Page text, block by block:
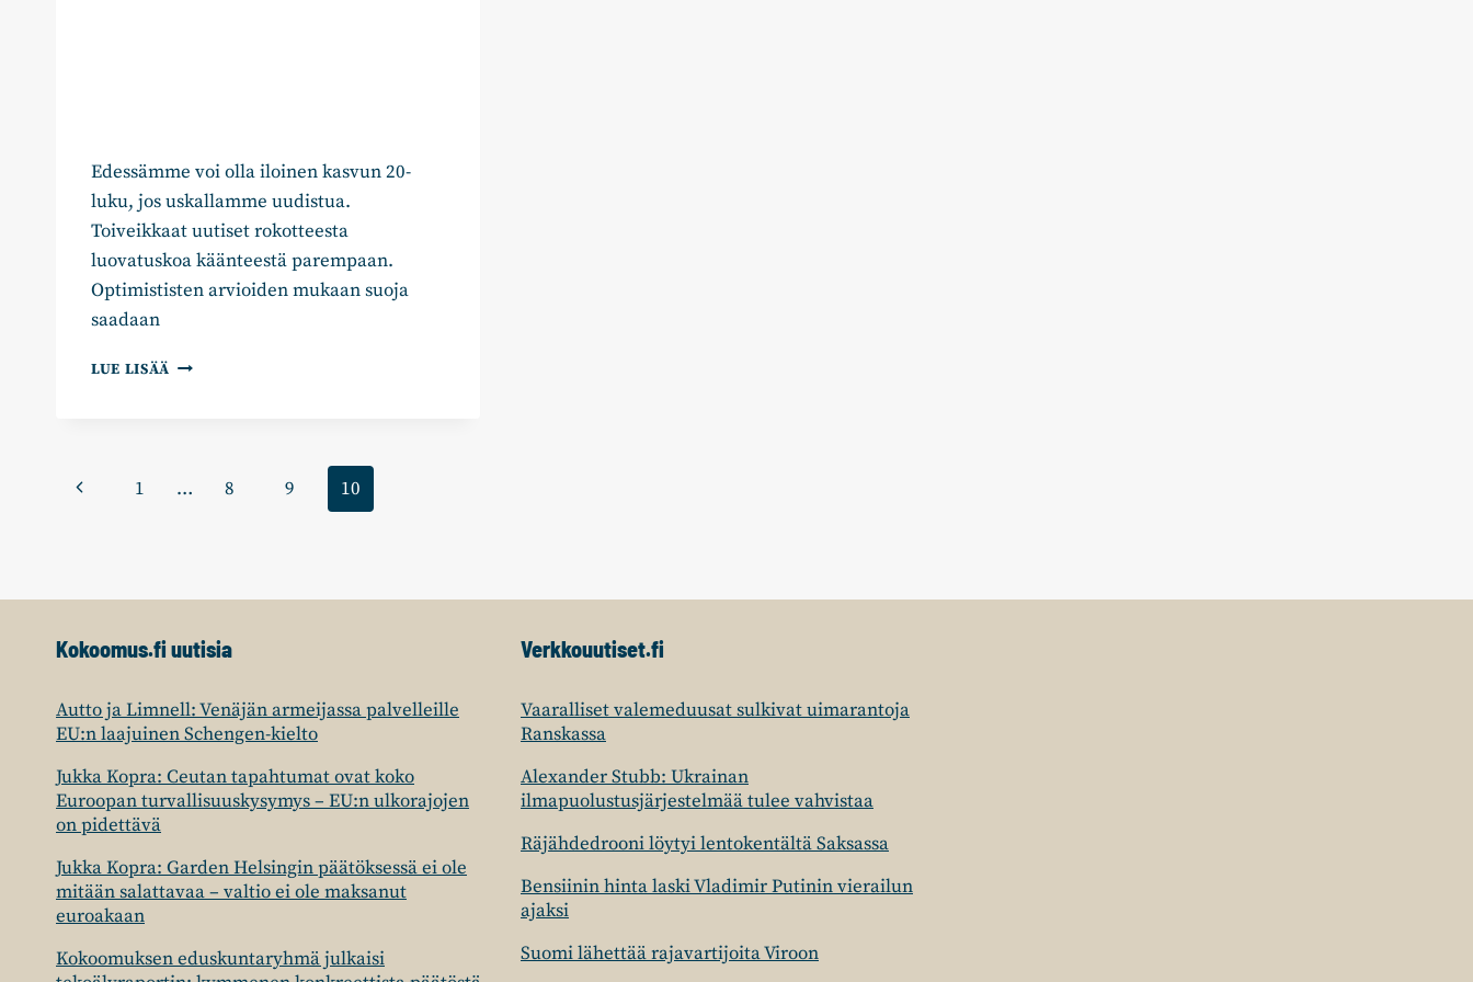
Edessämme voi olla iloinen kasvun 20-
luku, jos uskallamme uudistua.
Toiveikkaat uutiset rokotteesta
luovatuskoa käänteestä parempaan.
Optimististen arvioiden mukaan suoja
saadaan
LUE LISÄÄ YRITYSTEN
KEINOA
Sivunavigointi
Edellinen
1 … 8 9 10
Kokoomus.fi uutisia
Autto ja Limnell: Venäjän armeijassa palvelleille
EU:n laajuinen Schengen-kielto
Jukka Kopra: Ceutan tapahtumat ovat koko
Euroopan turvallisuuskysymys – EU:n ulkorajojen
on pidettävä
Jukka Kopra: Garden Helsingin päätöksessä ei ole
mitään salattavaa – valtio ei ole maksanut
euroakaan
Kokoomuksen eduskuntaryhmä julkaisi
Verkkouutiset.fi
Vaaralliset valemeduusat sulkivat uimarantoja
Ranskassa
Alexander Stubb: Ukrainan
ilmapuolustusjärjestelmää tulee vahvistaa
Räjähdedrooni löytyi lentokentältä Saksassa
Bensiinin hinta laski Vladimir Putinin vierailun
ajaksi
Suomi lähettää rajavartijoita Viroon